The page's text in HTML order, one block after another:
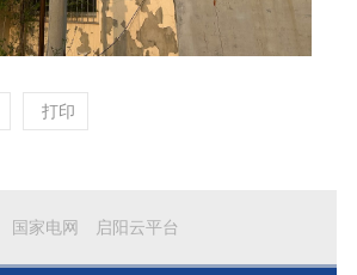
打印
国家电网 启阳云平台